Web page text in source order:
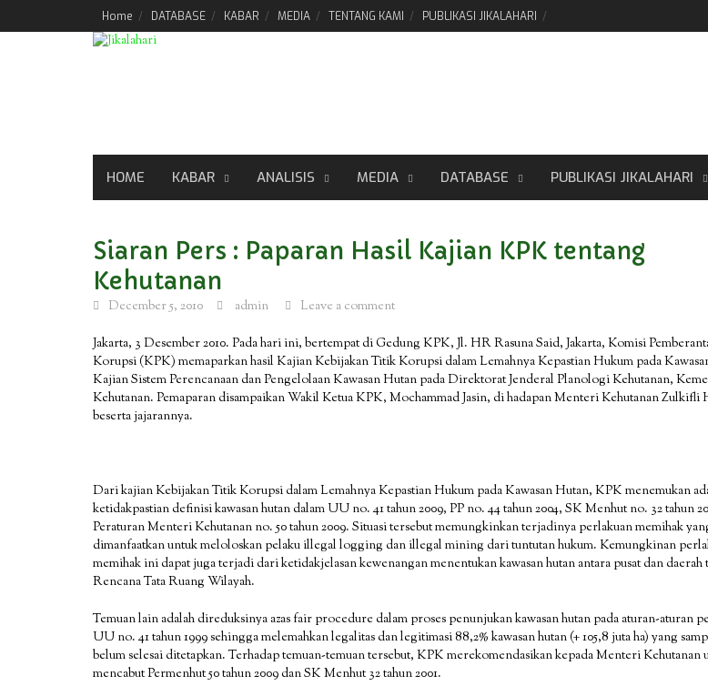
Home DATABASE KABAR MEDIA TENTANG KAMI PUBLIKASI JIKALAHARI
HOME KABAR ANALISIS MEDIA DATABASE PUBLIKASI JIKALAHARI
Siaran Pers : Paparan Hasil Kajian KPK tentang
Kehutanan
December 5, 2010 admin Leave a comment
Jakarta, 3 Desember 2010. Pada hari ini, bertempat di Gedung KPK, Jl. HR Rasuna Said, Jakarta, Komisi
Korupsi (KPK) memaparkan hasil Kajian Kebijakan Titik Korupsi dalam Lemahnya Kepastian Hukum pada
Kajian Sistem Perencanaan dan Pengelolaan Kawasan Hutan pada Direktorat Jenderal Planologi Kehutanan,
Kehutanan. Pemaparan disampaikan Wakil Ketua KPK, Mochammad Jasin, di hadapan Menteri Kehutanan Zulkifli
beserta jajarannya.
Dari kajian Kebijakan Titik Korupsi dalam Lemahnya Kepastian Hukum pada Kawasan Hutan, KPK menemukan
ketidakpastian definisi kawasan hutan dalam UU no. 41 tahun 2009, PP no. 44 tahun 2004, SK Menhut no. 32 tahun
Peraturan Menteri Kehutanan no. 50 tahun 2009. Situasi tersebut memungkinkan terjadinya perlakuan memihak
dimanfaatkan untuk meloloskan pelaku illegal logging dan illegal mining dari tuntutan hukum. Kemungkinan
memihak ini dapat juga terjadi dari ketidakjelasan kewenangan menentukan kawasan hutan antara pusat dan
Rencana Tata Ruang Wilayah.
Temuan lain adalah direduksinya azas fair procedure dalam proses penunjukan kawasan hutan pada aturan-aturan
UU no. 41 tahun 1999 sehingga melemahkan legalitas dan legitimasi 88,2% kawasan hutan (+ 105,8 juta ha) yang
belum selesai ditetapkan. Terhadap temuan-temuan tersebut, KPK merekomendasikan kepada Menteri Kehutanan
mencabut Permenhut 50 tahun 2009 dan SK Menhut 32 tahun 2001.